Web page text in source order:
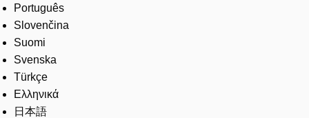
Português
Slovenčina
Suomi
Svenska
Türkçe
Ελληνικά
日本語